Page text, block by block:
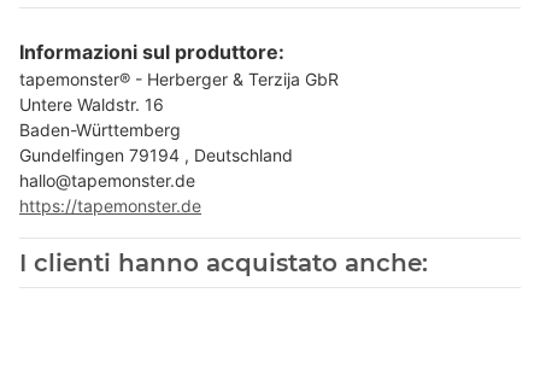
Informazioni sul produttore:
tapemonster® - Herberger & Terzija GbR
Untere Waldstr. 16
Baden-Württemberg
Gundelfingen 79194 , Deutschland
hallo@tapemonster.de
https://tapemonster.de
I clienti hanno acquistato anche: